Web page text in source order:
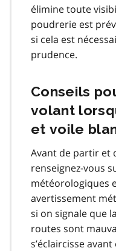
élimine toute
poudrerie est
si cela est
prudence.
Conseils
volant
et voile
Avant de partir et
renseignez-vous
météorologiques
avertissement
si on signale que
routes sont
s’éclaircisse